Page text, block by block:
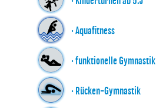
· Aquafitness
· funktionelle Gymnastik
· Rücken-Gymnastik